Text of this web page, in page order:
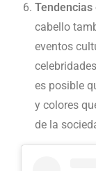
cabello
eventos
es posible
y colores
de la